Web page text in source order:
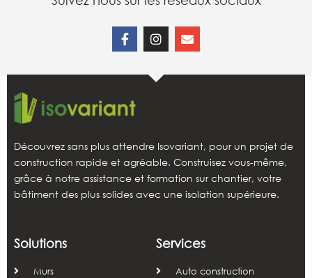
Découvrez sans plus attendre Isovariant, pour un projet de
construction rapide et agréable. Construisez vous-même,
grâce à notre assistance et formation sur chantier, votre
bâtiment des plus solides avec une isolation supérieure.
Solutions
Murs
Services
Auto construction